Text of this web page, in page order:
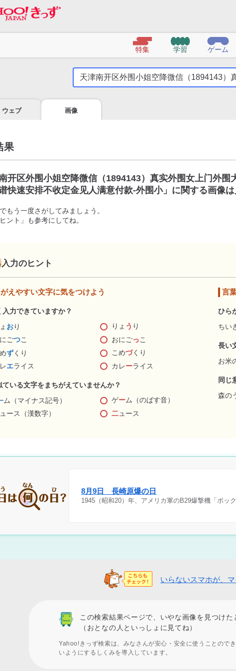
特集 学習 ゲーム
気
こ
う
ウェブ 画像
果
开区外围小姐空降微信（1894143）真实外围女上门外围
快速安排不收定金见人满意付款-外围小」に関する画像は
もう一度さがしてみましょう。
ント」も参考にしてね。
入力のヒント
がえやすい文字に気をつけよう
入力できていますか？
おり りょ う り
ごつこ おにごっこ
ずくり こめづくり
エライス カレーライス
ている文字をまちがえていませんか？
−ム（マイナス記号） ゲーム（のばす音）
ュース（漢数字） 二ュース
言
ひら
ちい
長い
お米
同じ
森の
8月9日 長崎原爆の日
1945（昭和20）年、アメリカ軍のB29爆撃機「ボッ
いらないスマホが、
この検索結果ページで、いやな画像を見つけた
（おとなの人といっしょに見てね）
Yahoo!きっず検索は、みなさんが安心・安全に使うことので
いようにするしくみを導入しています。